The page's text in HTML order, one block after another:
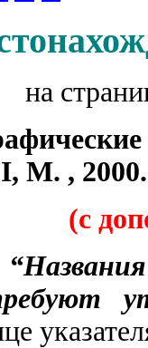
на
М. ,
(с